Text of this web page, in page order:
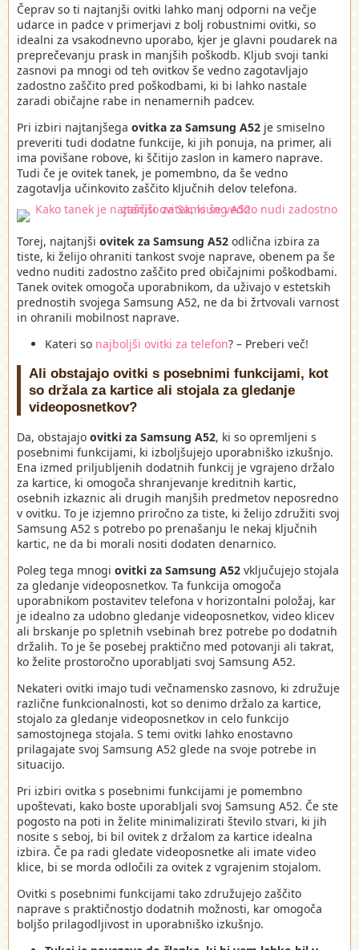
Čeprav so ti najtanjši ovitki lahko manj odporni na večje
udarce in padce v primerjavi z bolj robustnimi ovitki, so
idealni za vsakodnevno uporabo, kjer je glavni poudarek na
preprečevanju prask in manjših poškodb. Kljub svoji tanki
zasnovi pa mnogi od teh ovitkov še vedno zagotavljajo
zadostno zaščito pred poškodbami, ki bi lahko nastale
zaradi običajne rabe in nenamernih padcev.
Pri izbiri najtanjšega ovitka za Samsung A52 je smiselno
preveriti tudi dodatne funkcije, ki jih ponuja, na primer, ali
ima povišane robove, ki ščitijo zaslon in kamero naprave.
Tudi če je ovitek tanek, je pomembno, da še vedno
zagotavlja učinkovito zaščito ključnih delov telefona.
Torej, najtanjši ovitek za Samsung A52 odlična izbira za
tiste, ki želijo ohraniti tankost svoje naprave, obenem pa še
vedno nuditi zadostno zaščito pred običajnimi poškodbami.
Tanek ovitek omogoča uporabnikom, da uživajo v estetskih
prednostih svojega Samsung A52, ne da bi žrtvovali varnost
in ohranili mobilnost naprave.
Kateri so najboljši ovitki za telefon? – Preberi več!
Ali obstajajo ovitki s posebnimi funkcijami, kot
so držala za kartice ali stojala za gledanje
videoposnetkov?
Da, obstajajo ovitki za Samsung A52, ki so opremljeni s
posebnimi funkcijami, ki izboljšujejo uporabniško izkušnjo.
Ena izmed priljubljenih dodatnih funkcij je vgrajeno držalo
za kartice, ki omogoča shranjevanje kreditnih kartic,
osebnih izkaznic ali drugih manjših predmetov neposredno
v ovitku. To je izjemno priročno za tiste, ki želijo združiti svoj
Samsung A52 s potrebo po prenašanju le nekaj ključnih
kartic, ne da bi morali nositi dodaten denarnico.
Poleg tega mnogi ovitki za Samsung A52 vključujejo stojala
za gledanje videoposnetkov. Ta funkcija omogoča
uporabnikom postavitev telefona v horizontalni položaj, kar
je idealno za udobno gledanje videoposnetkov, video klicev
ali brskanje po spletnih vsebinah brez potrebe po dodatnih
držalih. To je še posebej praktično med potovanji ali takrat,
ko želite prostoročno uporabljati svoj Samsung A52.
Nekateri ovitki imajo tudi večnamensko zasnovo, ki združuje
različne funkcionalnosti, kot so denimo držalo za kartice,
stojalo za gledanje videoposnetkov in celo funkcijo
samostojnega stojala. S temi ovitki lahko enostavno
prilagajate svoj Samsung A52 glede na svoje potrebe in
situacijo.
Pri izbiri ovitka s posebnimi funkcijami je pomembno
upoštevati, kako boste uporabljali svoj Samsung A52. Če ste
pogosto na poti in želite minimalizirati število stvari, ki jih
nosite s seboj, bi bil ovitek z držalom za kartice idealna
izbira. Če pa radi gledate videoposnetke ali imate video
klice, bi se morda odločili za ovitek z vgrajenim stojalom.
Ovitki s posebnimi funkcijami tako združujejo zaščito
naprave s praktičnostjo dodatnih možnosti, kar omogoča
boljšo prilagodljivost in uporabniško izkušnjo.